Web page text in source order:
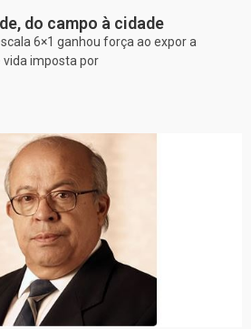
do campo à cidade
6×1 ganhou força ao expor a
imposta por